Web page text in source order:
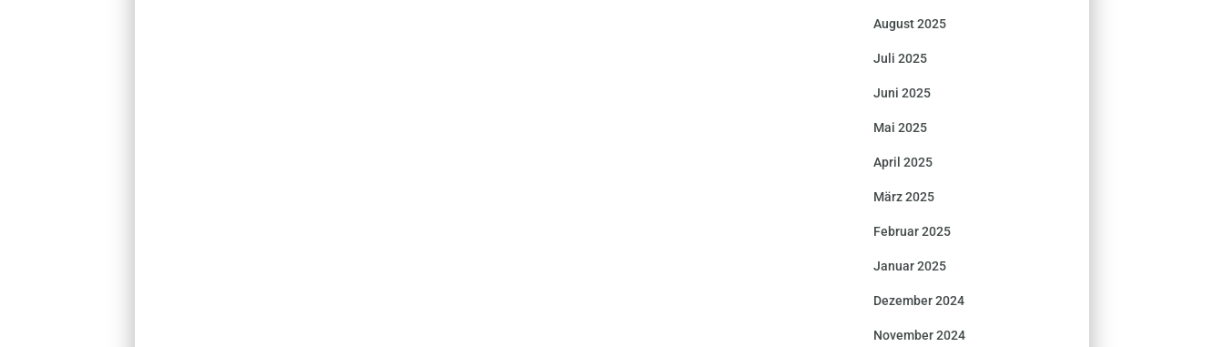
August 2025
Juli 2025
Juni 2025
Mai 2025
April 2025
März 2025
Februar 2025
Januar 2025
Dezember 2024
November 2024